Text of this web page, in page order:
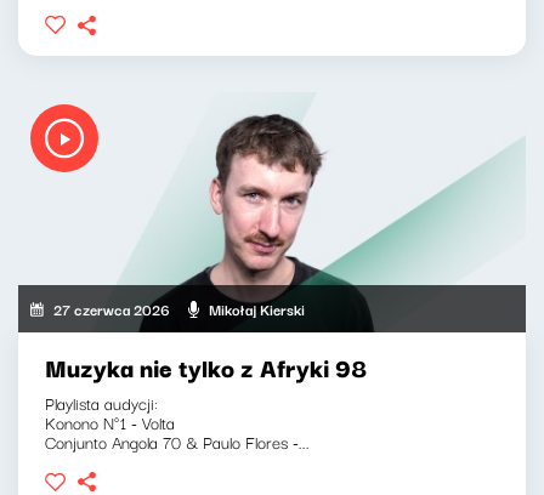
27 czerwca 2026 Mikołaj Kierski
Muzyka nie tylko z Afryki 98
Playlista audycji:
Konono N°1 - Volta
Conjunto Angola 70 & Paulo Flores -...